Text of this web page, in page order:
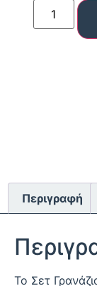
Περιγραφή
Το Σετ